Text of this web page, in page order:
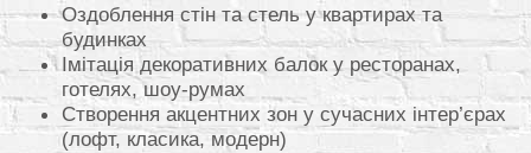
Оздоблення стін та стель у квартирах та
будинках
Імітація декоративних балок у ресторанах,
готелях, шоу-румах
Створення акцентних зон у сучасних інтер’єрах
(лофт, класика, модерн)